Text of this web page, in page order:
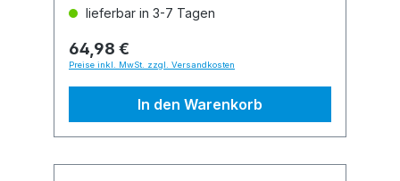
lieferbar in 3-7 Tagen
64,98 €
Preise inkl. MwSt. zzgl. Versandkosten
In den Warenkorb